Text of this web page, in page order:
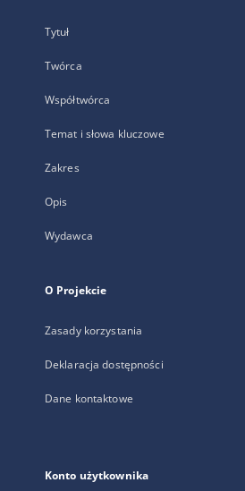
Tytuł
Twórca
Współtwórca
Temat i słowa kluczowe
Zakres
Opis
Wydawca
O Projekcie
Zasady korzystania
Deklaracja dostępności
Dane kontaktowe
Konto użytkownika